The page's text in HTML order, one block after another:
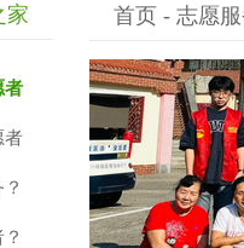
家
者
者
首页 - 志愿